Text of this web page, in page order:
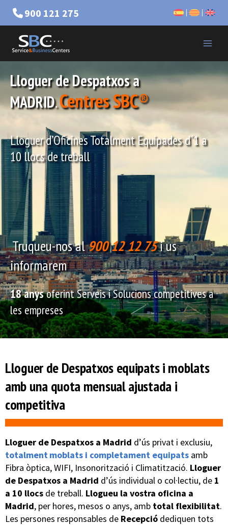
900 121 275
Lloguer de Despatxos a
MADRID.Centres SBC®
Lloguer d’Oficines Totalment Equipadesd´1 a
10 llocs de treball
Truqueu-nos al900 12 12 75i us
informarem
18 anysoferint Serveis i Solucions competitives a
les empreses
Lloguer de Despatxos equipats i moblats
amb una quota mensual ajustada i
competitiva
Lloguer de Despatxos a Madrid d’ús privat i exclusiu,
totalmentmoblats i completament equipats amb
Fibra òptica, WIFI, Insonorització i Climatització. Lloguer
de Despatxos a Madrid d’ús individual o col·lectiu, de 1
a 10 llocs de treball. Llogueu la vostra oficina a
Madrid, per hores, mesos o anys, amb total flexibilitat.
Les persones responsables de Recepció dediquen tots